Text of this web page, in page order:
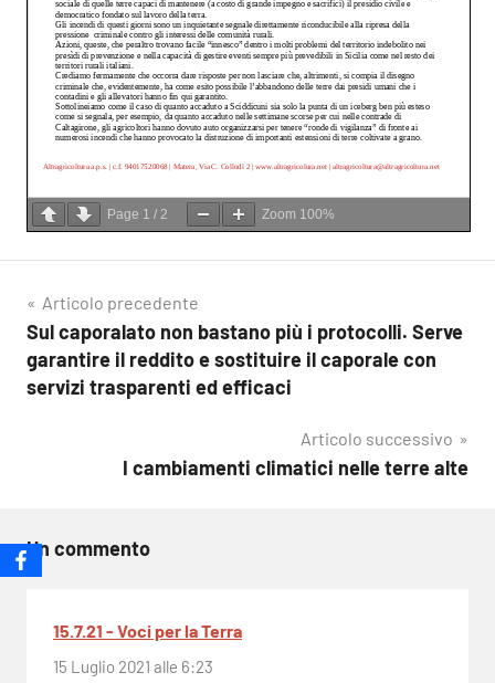
Page 1 / 2 Zoom 100%
Navigazione
articoli
Articolo precedente
Sul caporalato non bastano più i protocolli. Serve
garantire il reddito e sostituire il caporale con
servizi trasparenti ed efficaci
Articolo successivo
I cambiamenti climatici nelle terre alte
Un commento
15.7.21 - Voci per la Terra
15 Luglio 2021 alle 6:23